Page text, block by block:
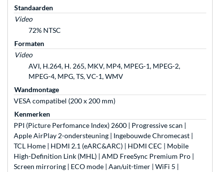
Standaarden
Video
72% NTSC
Formaten
Video
AVI, H.264, H. 265, MKV, MP4, MPEG-1, MPEG-2,
MPEG-4, MPG, TS, VC-1, WMV
Wandmontage
VESA compatibel (200 x 200 mm)
Kenmerken
PPI (Picture Perfomance Index) 2600 | Progressive scan |
Apple AirPlay 2-ondersteuning | Ingebouwde Chromecast |
TCL Home | HDMI 2.1 (eARC&ARC) | HDMI CEC | Mobile
High-Definition Link (MHL) | AMD FreeSync Premium Pro |
Screen mirroring | ECO mode | Aan/uit-timer | WiFi 5 |